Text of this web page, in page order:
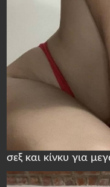
σεξ και κίνκυ για